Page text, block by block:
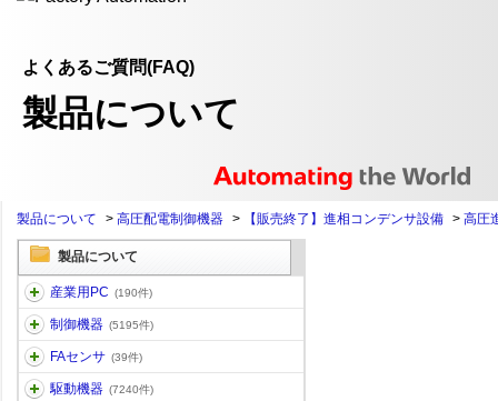
よくあるご質問(FAQ)
製品について
製品について > 高圧配電制御機器 > 【販売終了】進相コンデンサ設備 > 高圧
製品について
産業用PC (190件)
制御機器 (5195件)
FAセンサ (39件)
駆動機器 (7240件)